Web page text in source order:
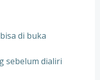
di buka
sebelum dialiri